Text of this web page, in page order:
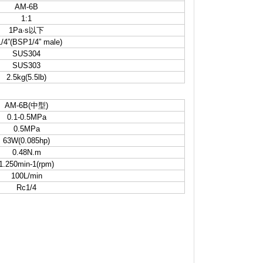
AM-6B
1:1
1Pa·s以下
4”(BSP1/4” male)
SUS304
SUS303
2.5kg(5.5lb)
AM-6B(中型)
0.1-0.5MPa
0.5MPa
63W(0.085hp)
0.48N.m
1(rpm)
100L/min
Rc1/4